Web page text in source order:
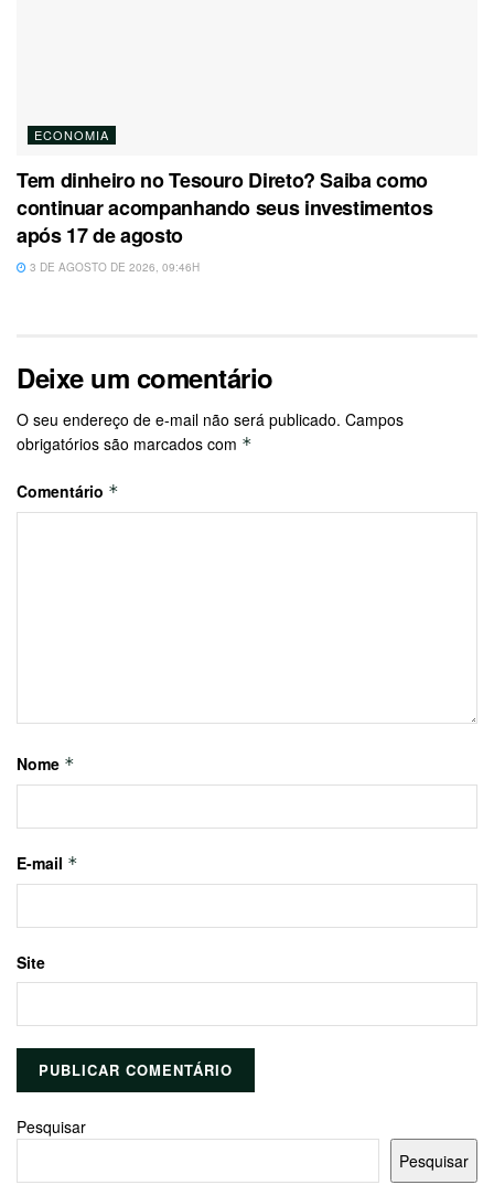
ECONOMIA
Tem dinheiro no Tesouro Direto? Saiba como
continuar acompanhando seus investimentos
após 17 de agosto
3 DE AGOSTO DE 2026, 09:46H
Deixe um comentário
O seu endereço de e-mail não será publicado. Campos
obrigatórios são marcados com *
Comentário *
Nome *
E-mail *
Site
Pesquisar
Pesquisar